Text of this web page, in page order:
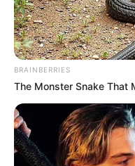
BRAINBERRIES
The Monster Snake That